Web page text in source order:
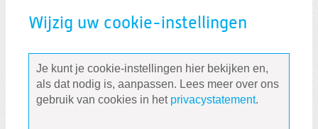
Wijzig uw cookie-instellingen
Je kunt je cookie-instellingen hier bekijken en,
als dat nodig is, aanpassen. Lees meer over ons
gebruik van cookies in het privacystatement.